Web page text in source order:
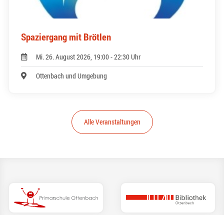
Spaziergang mit Brötlen
Mi. 26. August 2026, 19:00 - 22:30 Uhr
Ottenbach und Umgebung
Alle Veranstaltungen
(External Link)
Primarschule Bibliothek